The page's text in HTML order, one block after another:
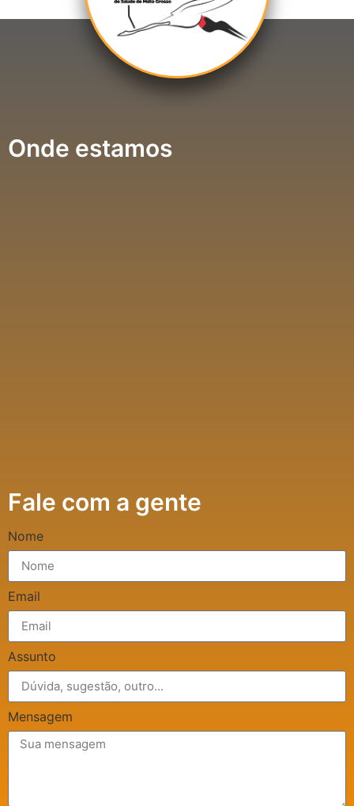
Onde estamos
Fale com a gente
Nome
Email
Assunto
Mensagem